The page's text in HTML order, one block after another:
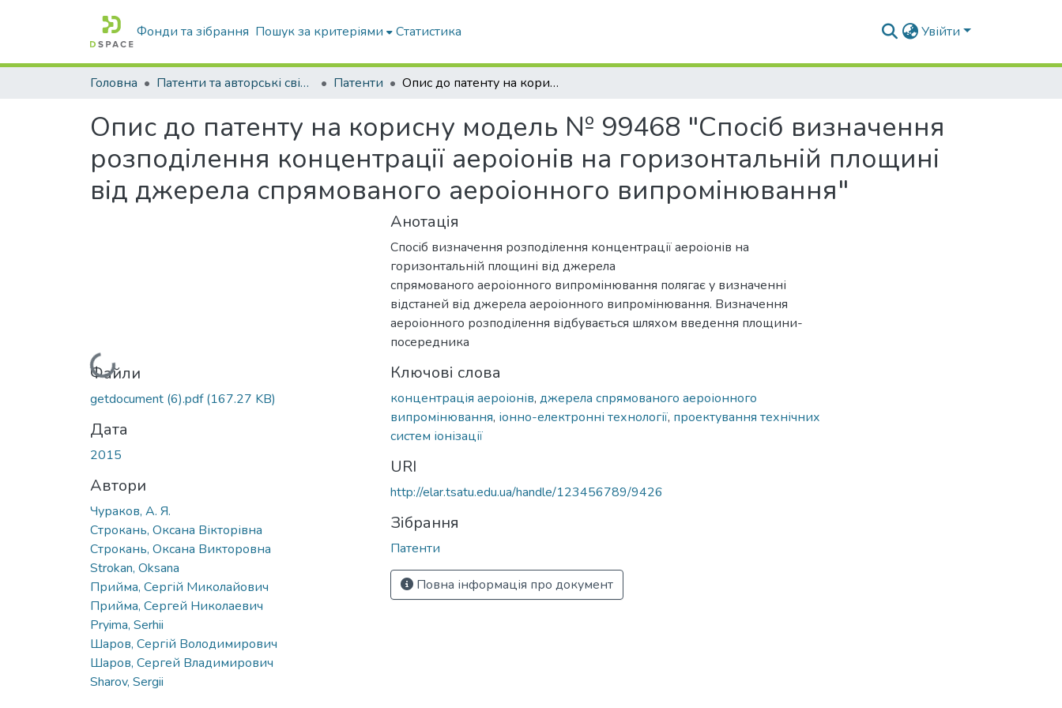
Фонди та зібрання Пошук за критеріями Статистика Увійти
Головна Патенти та авторські свідоцтва Патенти Опис до патенту на корисну модель № 99468 "Спосіб визначення розподілення концентрації аероіонів на горизонтальній площині від джерела спрямованого аероіонного випромінювання"
Опис до патенту на корисну модель № 99468 "Спосіб визначення
розподілення концентрації аероіонів на горизонтальній площині
від джерела спрямованого аероіонного випромінювання"
Вантажиться...
Файли
getdocument (6).pdf(167.27 KB)
Дата
2015
Автори
Чураков, А. Я.
Строкань, Оксана Вікторівна
Строкань, Оксана Викторовна
Strokan, Oksana
Прийма, Сергій Миколайович
Прийма, Сергей Николаевич
Pryima, Serhii
Шаров, Сергій Володимирович
Шаров, Сергей Владимирович
Sharov, Sergii
Анотація
Спосіб визначення розподілення концентрації аероіонів на
горизонтальній площині від джерела
спрямованого аероіонного випромінювання полягає у визначенні
відстаней від джерела аероіонного випромінювання. Визначення
аероіонного розподілення відбувається шляхом введення площини-
посередника
Ключові слова
концентрація аероіонів, джерела спрямованого аероіонного
випромінювання, іонно-електронні технології, проектування технічних
систем іонізації
URI
http://elar.tsatu.edu.ua/handle/123456789/9426
Зібрання
Патенти
Повна інформація про документ